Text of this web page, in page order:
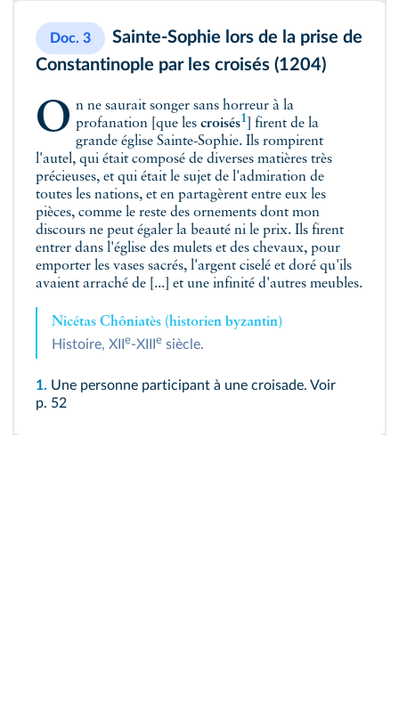
Doc. 3
Sainte-Sophie lors de la prise de
Constantinople par les croisés (1204)
On ne saurait songer sans horreur à la profanation [que les croisés1
] firent de la
grande église Sainte-Sophie. Ils rompirent
l'autel, qui était composé de diverses matières très
précieuses, et qui était le sujet de l'admiration de
toutes les nations, et en partagèrent entre eux les
pièces, comme le reste des ornements dont mon
discours ne peut égaler la beauté ni le prix. Ils firent
entrer dans l'église des mulets et des chevaux, pour
emporter les vases sacrés, l'argent ciselé et doré qu'ils
avaient arraché de [...] et une infinité d'autres meubles.
Nicétas Chôniatès (historien byzantin)
Histoire, XII e-XIII e siècle.
1. Une personne participant à une croisade. Voir
p. 52